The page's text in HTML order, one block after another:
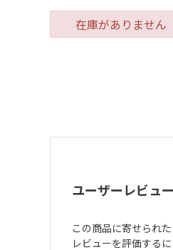
在庫がありません
ユーザーレビュー
この商品に寄せられ
レビューを評価する